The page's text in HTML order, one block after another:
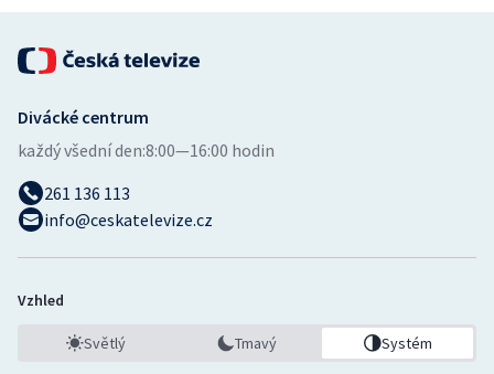
Divácké centrum
každý všední den:8:00—16:00 hodin
261 136 113
info@ceskatelevize.cz
Vzhled
Světlý Tmavý Systém